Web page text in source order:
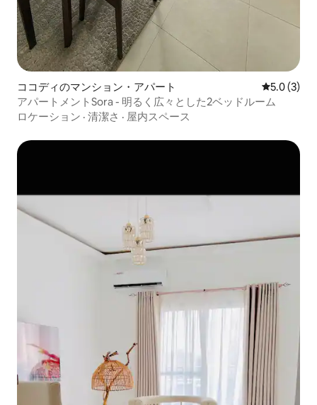
ココディのマンション・アパート レビュー3
5.0 (3)
アパートメントSora - 明るく広々とした2ベッドルーム
ロケーション · 清潔さ · 屋内スペース